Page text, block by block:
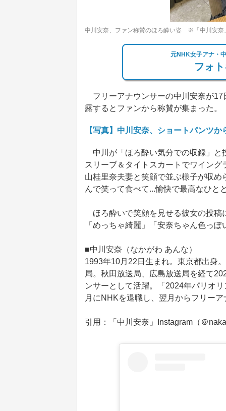
中川安奈、ファン称賛のほろ酔い姿 ※「中川安奈
元NHK女子アナ・
フォ
フリーアナウンサーの中川安奈が17
露するとファンから称賛が集まった。
【写真】中川安奈、ショートパンツ
中川が「ほろ酔い気分での収録」と
スリーブ＆タイトスカートでワイン
山桂里奈夫妻と笑顔で並ぶ様子が収
んで笑って食べて...愉快で最高なひと
ほろ酔いで笑顔を見せる彼女の投稿
「めっちゃ綺麗」「安奈ちゃん色っ
■中川安奈（なかがわ あんな）
1993年10月22日生まれ。東京都出身
局。秋田放送局、広島放送局を経て
ンサーとして活躍。「2024年パリオ
月にNHKを退職し、翌月からフリー
引用：「中川安奈」Instagram（＠